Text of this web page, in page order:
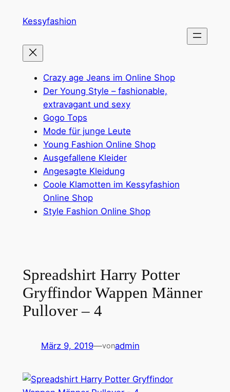
InhaltKessyfashion
Crazy age Jeans im Online Shop
Der Young Style – fashionable,
extravagant und sexy
Gogo Tops
Mode für junge Leute
Young Fashion Online Shop
Ausgefallene Kleider
Angesagte Kleidung
Coole Klamotten im Kessyfashion
Online Shop
Style Fashion Online Shop
Spreadshirt Harry Potter
Gryffindor Wappen Männer
Pullover – 4
März 9, 2019—vonadmin